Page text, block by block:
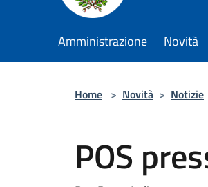
Amministrazione Novità
Home > Novità > Notizie
POS